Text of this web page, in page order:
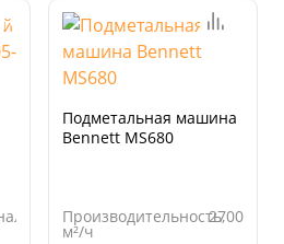
Подметальная машина
Bennett MS680
Производительность,
м²/ч
2700